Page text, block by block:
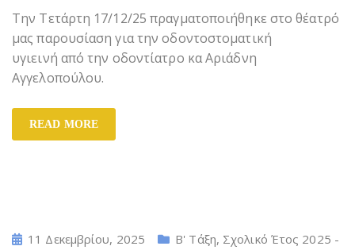
Την Τετάρτη 17/12/25 πραγματοποιήθηκε στο θέατρό
μας παρουσίαση για την οδοντοστοματική
υγιεινή από την οδοντίατρο κα Αριάδνη
Αγγελοπούλου.
READ MORE
11 Δεκεμβρίου, 2025 Β' Τάξη, Σχολικό Έτος 2025 -